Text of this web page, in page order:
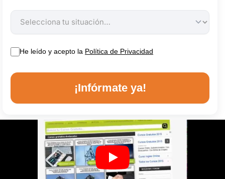
He leído y acepto la Política de Privacidad
¡Infórmate ya!